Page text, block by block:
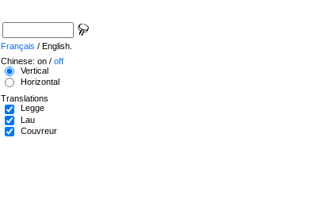
Français / English.
Chinese: on / off
Vertical
Horizontal
Translations
Legge
Lau
Couvreur